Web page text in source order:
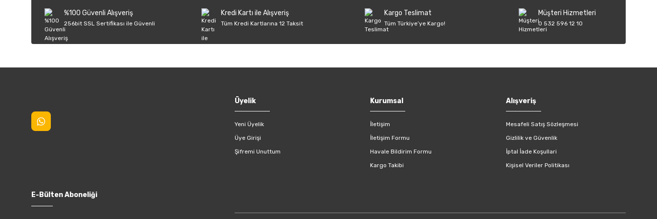
Ürün fiyatı diğer sitelerden daha pahalı.
Bu ürüne benzer farklı alternatifler olmalı.
%100 Güvenli Alışveriş
256bit SSL Sertifikası ile Güvenli
Kredi Kartı ile Alışveriş
Tüm Kredi Kartlarına 12 Taksit
Kargo Teslimat
Tüm Türkiye’ye Kargo!
Müşteri Hizmetleri
0 532 596 12 10
Üyelik
Yeni Üyelik
Üye Girişi
Şifremi Unuttum
Kurumsal
İletişim
İletişim Formu
Havale Bildirim Formu
Kargo Takibi
Alışveriş
Mesafeli Satış Sözleşmesi
Gizlilik ve Güvenlik
İptal İade Koşullari
Kişisel Veriler Politikası
E-Bülten Aboneliği